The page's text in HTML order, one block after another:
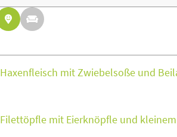
Haxenfleisch mit Zwiebelsoße und
Filettöpfle mit Eierknöpfle und